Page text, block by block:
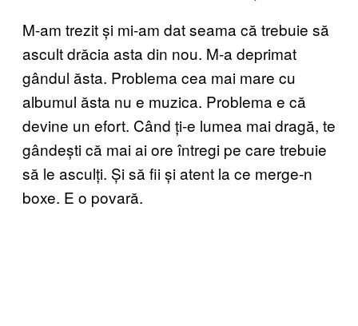
M-am trezit și mi-am dat seama că trebuie să
ascult drăcia asta din nou. M-a deprimat
gândul ăsta. Problema cea mai mare cu
albumul ăsta nu e muzica. Problema e că
devine un efort. Când ți-e lumea mai dragă, te
gândești că mai ai ore întregi pe care trebuie
să le asculți. Și să fii și atent la ce merge-n
boxe. E o povară.